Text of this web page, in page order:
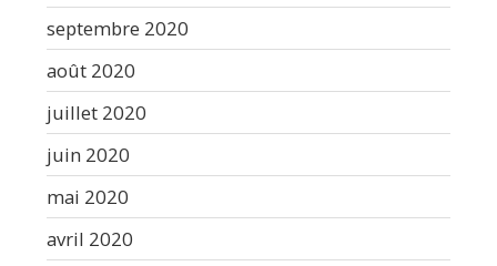
septembre 2020
août 2020
juillet 2020
juin 2020
mai 2020
avril 2020